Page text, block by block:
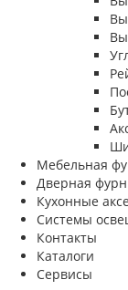
Мебельная
Дверная
Кухонные
Системы
Контакты
Каталоги
Сервисы